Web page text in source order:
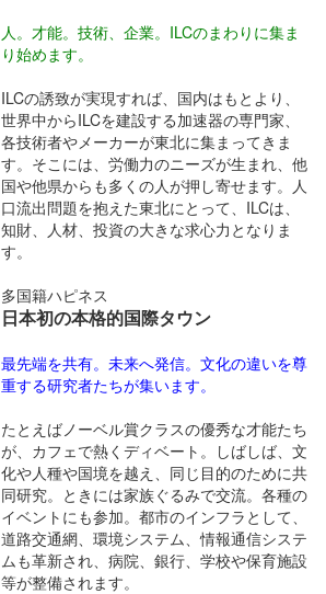
人。才能。技術、企業。ILCのまわりに集ま
り始めます。
ILCの誘致が実現すれば、国内はもとより、
世界中からILCを建設する加速器の専門家、
各技術者やメーカーが東北に集まってきま
す。そこには、労働力のニーズが生まれ、他
国や他県からも多くの人が押し寄せます。人
口流出問題を抱えた東北にとって、ILCは、
知財、人材、投資の大きな求心力となりま
す。
多国籍ハピネス
日本初の本格的国際タウン
最先端を共有。未来へ発信。文化の違いを尊
重する研究者たちが集います。
たとえばノーベル賞クラスの優秀な才能たち
が、カフェで熱くディベート。しばしば、文
化や人種や国境を越え、同じ目的のために共
同研究。ときには家族ぐるみで交流。各種の
イベントにも参加。都市のインフラとして、
道路交通網、環境システム、情報通信システ
ムも革新され、病院、銀行、学校や保育施設
等が整備されます。